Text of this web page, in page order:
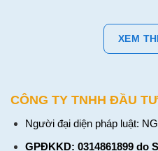
XEM
CÔNG TY TNHH ĐẦU
Người đại diện pháp luật:
GPĐKKD: 0314861899 do